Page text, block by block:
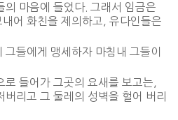
의 마음에 들었다. 그래서 임금은
어 화친을 제의하고, 유다인들은
그들에게 맹세하자 마침내 그들이
로 들어가 그곳의 요새를 보고는,
버리고 그 둘레의 성벽을 헐어 버리